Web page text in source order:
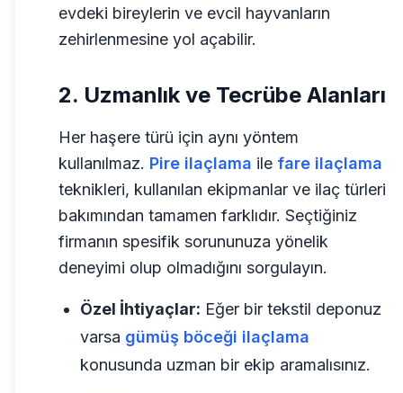
evdeki bireylerin ve evcil hayvanların
zehirlenmesine yol açabilir.
2. Uzmanlık ve Tecrübe Alanları
Her haşere türü için aynı yöntem
kullanılmaz. Pire ilaçlama ile fare ilaçlama
teknikleri, kullanılan ekipmanlar ve ilaç türleri
bakımından tamamen farklıdır. Seçtiğiniz
firmanın spesifik sorununuza yönelik
deneyimi olup olmadığını sorgulayın.
Özel İhtiyaçlar: Eğer bir tekstil deponuz
varsa gümüş böceği ilaçlama
konusunda uzman bir ekip aramalısınız.